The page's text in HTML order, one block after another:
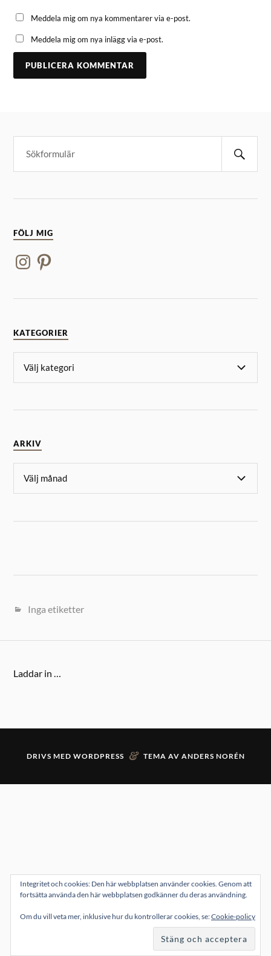
Meddela mig om nya kommentarer via e-post.
Meddela mig om nya inlägg via e-post.
FÖLJ MIG
KATEGORIER
ARKIV
Inga etiketter
Laddar in …
DRIVS MED WORDPRESS & TEMA AV ANDERS NORÉN
Integritet och cookies: Den här webbplatsen använder cookies. Genom att
fortsätta använda den här webbplatsen godkänner du deras användning.
Om du vill veta mer, inklusive hur du kontrollerar cookies, se:Cookie-policy